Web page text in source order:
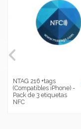
NTAG 216 +tags
(Compatibles iPhone) -
Pack de 3 etiquetas
NFC